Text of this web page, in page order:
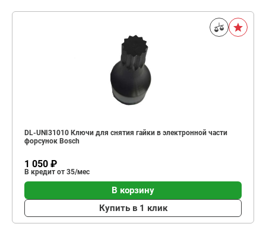
DL-UNI31010 Ключи для снятия гайки в электронной части
форсунок Bosch
1 050 ₽
В кредит от 35/мес
В корзину
Купить в 1 клик